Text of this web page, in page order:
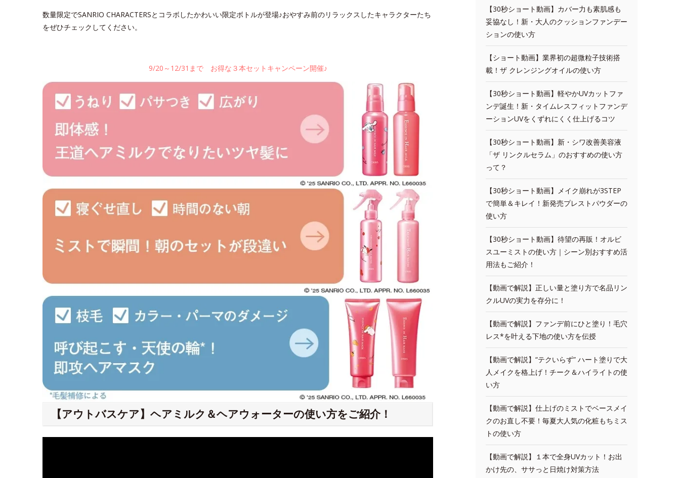
数量限定でSANRIO CHARACTERSとコラボしたかわいい限定ボトルが登場♪おやすみ前のリラックスしたキャラクターたち
をぜひチェックしてください。
9/20～12/31まで お得な３本セットキャンペーン開催♪
【アウトバスケア】ヘアミルク＆ヘアウォーターの使い方をご紹介！
【30秒ショート動画】カバー力も素肌感も
妥協なし！新・大人のクッションファンデー
ションの使い方
【ショート動画】業界初の超微粒子技術搭
載！ザ クレンジングオイルの使い方
【30秒ショート動画】軽やかUVカットファ
ンデ誕生！新・タイムレスフィットファンデ
ーションUVをくずれにくく仕上げるコツ
【30秒ショート動画】新・シワ改善美容液
「ザ リンクルセラム」のおすすめの使い方
って？
【30秒ショート動画】メイク崩れが3STEP
で簡単＆キレイ！新発売プレストパウダーの
使い方
【30秒ショート動画】待望の再販！オルビ
スユーミストの使い方｜シーン別おすすめ活
用法もご紹介！
【動画で解説】正しい量と塗り方で名品リン
クルUVの実力を存分に！
【動画で解説】ファンデ前にひと塗り！毛穴
レス*を叶える下地の使い方を伝授
【動画で解説】“テクいらず” ハート塗りで大
人メイクを格上げ！チーク＆ハイライトの使
い方
【動画で解説】仕上げのミストでベースメイ
クのお直し不要！毎夏大人気の化粧もちミス
トの使い方
【動画で解説】１本で全身UVカット！お出
かけ先の、ササっと日焼け対策方法